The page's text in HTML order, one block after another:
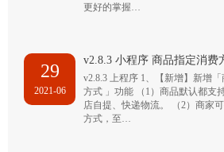
更好的掌握…
29
2021-06
v2.8.3 小程序 商品指定消费
v2.8.3 上程序 1、【新增】新增
方式 」功能 （1）商品默认都支
店自提、快递物流。 （2）商家
方式，至…